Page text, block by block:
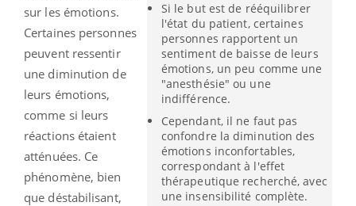
Si le but est de rééquilibrer
l'état du patient, certaines
personnes rapportent un
sentiment de baisse de leurs
émotions, un peu comme une
"anesthésie" ou une
indifférence.
Cependant, il ne faut pas
confondre la diminution des
émotions inconfortables,
correspondant à l'effet
thérapeutique recherché, avec
une insensibilité complète.
sur les émotions.
Certaines personnes
peuvent ressentir
une diminution de
leurs émotions,
comme si leurs
réactions étaient
atténuées. Ce
phénomène, bien
que déstabilisant,